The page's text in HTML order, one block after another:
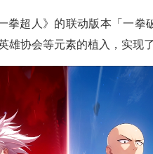
拳超人》的联动版本「一拳
雄协会等元素的植入，实现